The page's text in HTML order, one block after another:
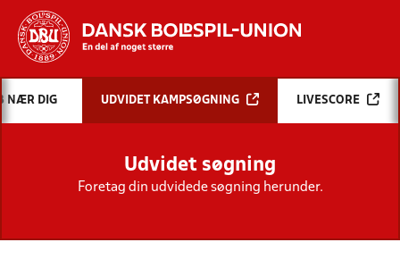
Hvad vil du søge efter?
INDHOLD OG NYHEDER
STILLINGER, RESULTATER, KLUBBER OG
HOLD
NÆR DIG UDVIDET KAMPSØGNING LIVESCORE
Udvidet søgning
Foretag din udvidede søgning herunder.